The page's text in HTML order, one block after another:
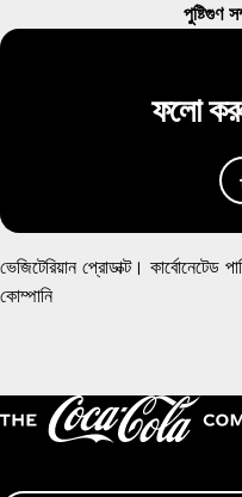
পুষ্টিগুণ
ফলো
ভেজিটেরিয়ান প্রোডাক্ট। কার্বোনেটেড
কোম্পানি